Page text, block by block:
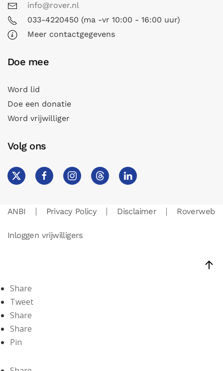
info@rover.nl
033-4220450 (ma -vr 10:00 - 16:00 uur)
Meer contactgegevens
Doe mee
Word lid
Doe een donatie
Word vrijwilliger
Volg ons
ANBI Privacy Policy Disclaimer Roverweb
Inloggen vrijwilligers
Share
Tweet
Share
Share
Pin